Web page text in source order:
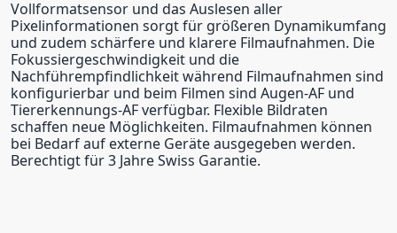
Vollformatsensor und das Auslesen aller
Pixelinformationen sorgt für größeren Dynamikumfang
und zudem schärfere und klarere Filmaufnahmen. Die
Fokussiergeschwindigkeit und die
Nachführempfindlichkeit während Filmaufnahmen sind
konfigurierbar und beim Filmen sind Augen-AF und
Tiererkennungs-AF verfügbar. Flexible Bildraten
schaffen neue Möglichkeiten. Filmaufnahmen können
bei Bedarf auf externe Geräte ausgegeben werden.
Berechtigt für 3 Jahre Swiss Garantie.